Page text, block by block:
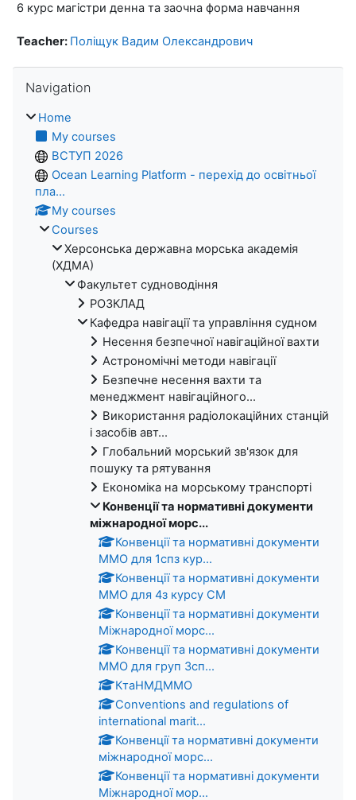
6 курс магістри денна та заочна форма навчання
Teacher: Поліщук Вадим Олександрович
Navigation
Home
My courses
ВСТУП 2026
Ocean Learning Platform - перехід до освітньої
пла...
My courses
Courses
Херсонська державна морська академія
(ХДМА)
Факультет судноводіння
РОЗКЛАД
Кафедра навігації та управління судном
Несення безпечної навігаційної вахти
Астрономічні методи навігації
Безпечне несення вахти та
менеджмент навігаційного...
Використання радіолокаційних станцій
і засобів авт...
Глобальний морський зв'язок для
пошуку та рятування
Економіка на морському транспорті
Конвенцiї та нормативнi документи
мiжнародної морс...
Конвенції та нормативні документи
ММО для 1спз кур...
Конвенції та нормативні документи
ММО для 4з курсу СМ
Конвенції та нормативні документи
Міжнародної морс...
Конвенції та нормативні документи
ММО для груп 3сп...
КтаНМДММО
Conventions and regulations of
international marit...
Конвенцiї та нормативнi документи
мiжнародної морс...
Конвенції та нормативні документи
Міжнародної мор...